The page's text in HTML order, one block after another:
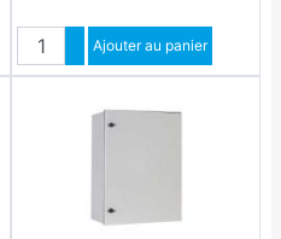
QuantitéAugmenter quantité
Diminuer quantité
Ajouter au panier